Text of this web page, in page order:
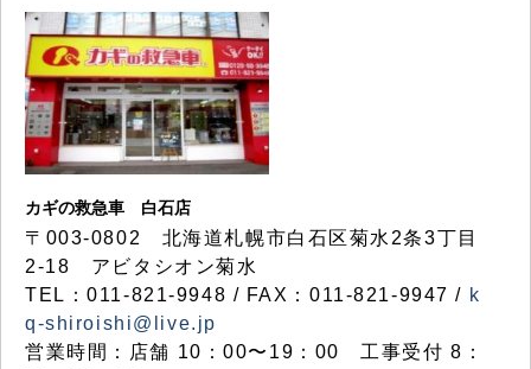
カギの救急車 白石店
〒003-0802 北海道札幌市白石区菊水2条3丁目
2-18 アビタシオン菊水
TEL：011-821-9948 / FAX：011-821-9947 / k
q-shiroishi@live.jp
営業時間：店舗 10：00〜19：00 工事受付 8：